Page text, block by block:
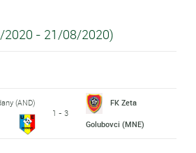
2020 - 21/08/2020)
(AND)
1 - 3
FK Zeta
Golubovci (MNE)